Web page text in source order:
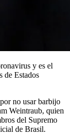
y es el
de Estados
no usar barbijo
Weintraub, quien
del Supremo
de Brasil.